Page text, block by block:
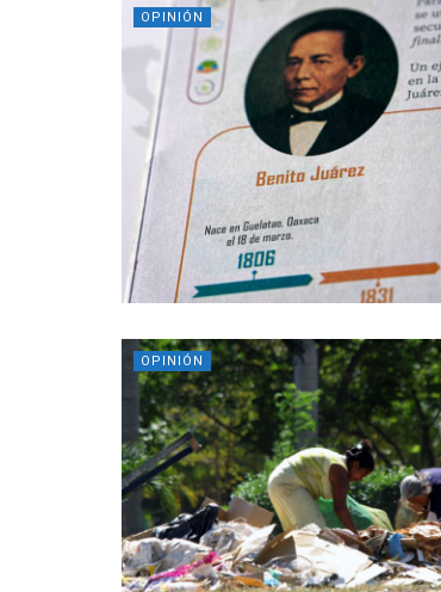
OPINIÓN
OPINIÓN